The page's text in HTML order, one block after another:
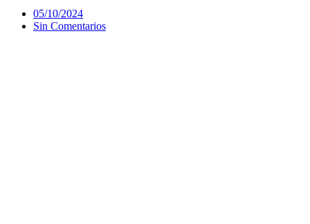
05/10/2024
Sin Comentarios